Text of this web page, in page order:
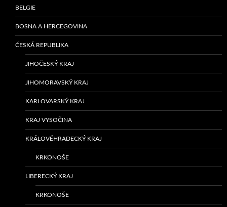
BELGIE
BOSNA A HERCEGOVINA
ČESKÁ REPUBLIKA
JIHOČESKÝ KRAJ
JIHOMORAVSKÝ KRAJ
KARLOVARSKÝ KRAJ
KRAJ VYSOČINA
KRÁLOVÉHRADECKÝ KRAJ
KRKONOŠE
LIBERECKÝ KRAJ
KRKONOŠE